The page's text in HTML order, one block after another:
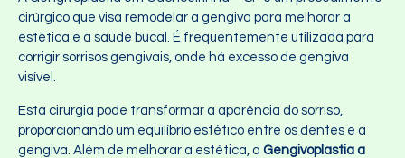
cirúrgico que visa remodelar a gengiva para melhorar a
estética e a saúde bucal. É frequentemente utilizada para
corrigir sorrisos gengivais, onde há excesso de gengiva
visível.
Esta cirurgia pode transformar a aparência do sorriso,
proporcionando um equilíbrio estético entre os dentes e a
gengiva. Além de melhorar a estética, a Gengivoplastia a